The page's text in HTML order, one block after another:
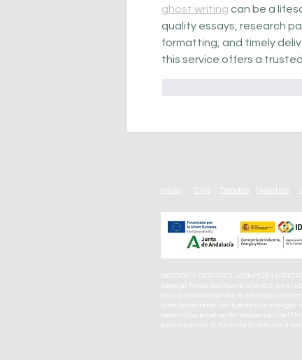
ghost writing can be a
quality essays, research
formatting, and timely
this service offers a
Cine Tiendas Nosotros
Inicio
GESTION Y DESARROLLO
cargo al Fondo NextGenerationEU, en el
para (denominación de la actuación/
almacenamiento, con fuentes de energía
renovables en el sector residencial del
gestionado por la Junta de Andalucía, a